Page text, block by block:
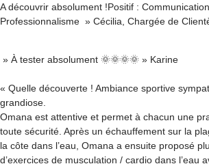
A découvrir absolument !Positif :
Professionnalisme » Cécilia, Chargée de
» À tester absolument 🌞🌞🌞🌞 » Karine
« Quelle découverte ! Ambiance sportive
grandiose.
Omana est attentive et permet à chacun une
toute sécurité. Après un échauffement sur la
la côte dans l’eau, Omana a ensuite proposé
d’exercices de musculation / cardio dans l’eau